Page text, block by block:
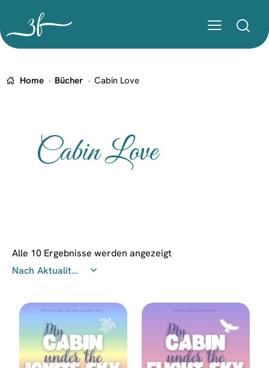
Home Bücher Cabin Love
Cabin Love
Alle 10 Ergebnisse werden angezeigt